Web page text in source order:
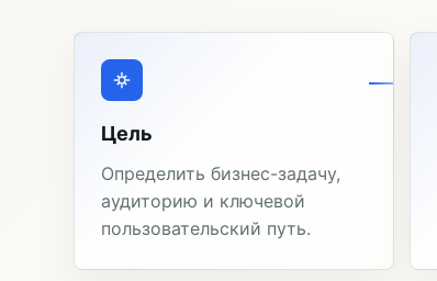
Цель
Определить бизнес-задачу,
аудиторию и ключевой
пользовательский путь.